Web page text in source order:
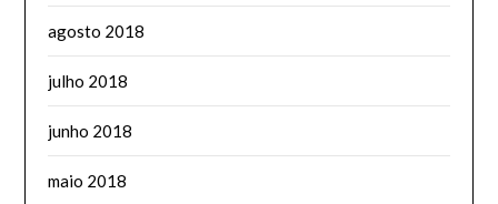
agosto 2018
julho 2018
junho 2018
maio 2018